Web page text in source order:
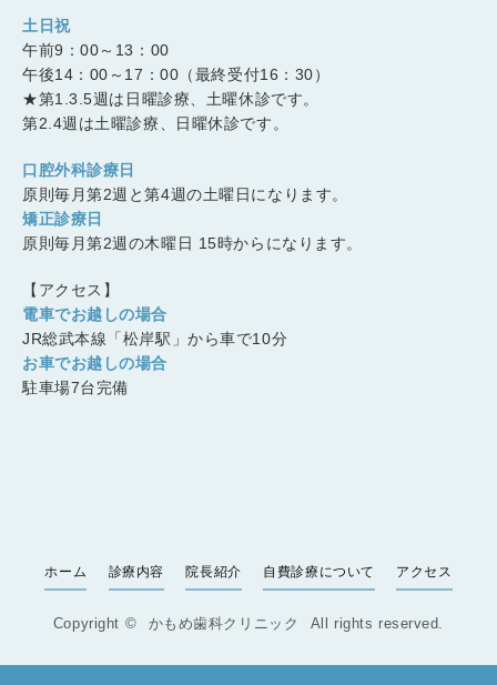
土日祝
午前9：00～13：00
午後14：00～17：00（最終受付16：30）
★第1.3.5週は日曜診療、土曜休診です。
第2.4週は土曜診療、日曜休診です。
口腔外科診療日
原則毎月第2週と第4週の土曜日になります。
矯正診療日
原則毎月第2週の木曜日 15時からになります。
【アクセス】
電車でお越しの場合
JR総武本線「松岸駅」から車で10分
お車でお越しの場合
駐車場7台完備
ホーム 診療内容 院長紹介 自費診療について アクセス
Copyright © かもめ歯科クリニック All rights reserved.